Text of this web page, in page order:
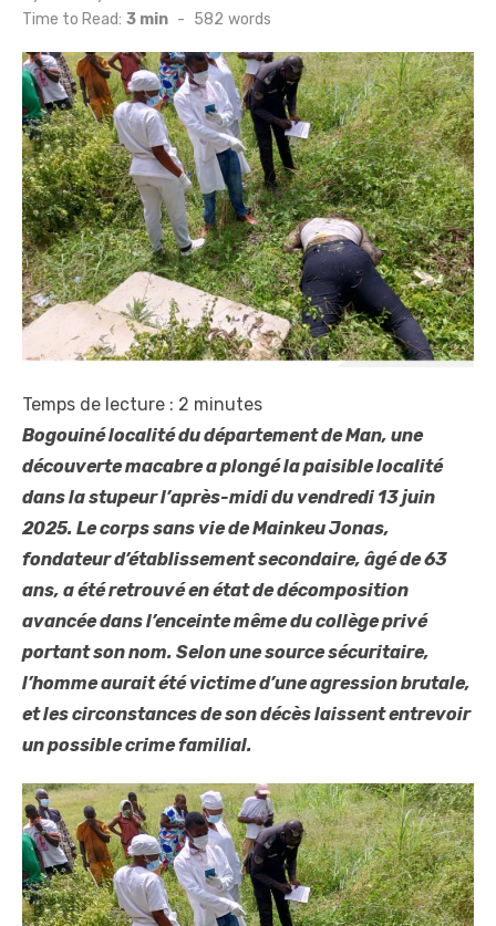
Time to Read: 3 min - 582 words
Temps de lecture : 2 minutes
Bogouiné localité du département de Man, une
découverte macabre a plongé la paisible localité
dans la stupeur l’après-midi du vendredi 13 juin
2025. Le corps sans vie de Mainkeu Jonas,
fondateur d’établissement secondaire, âgé de 63
ans, a été retrouvé en état de décomposition
avancée dans l’enceinte même du collège privé
portant son nom. Selon une source sécuritaire,
l’homme aurait été victime d’une agression brutale,
et les circonstances de son décès laissent entrevoir
un possible crime familial.